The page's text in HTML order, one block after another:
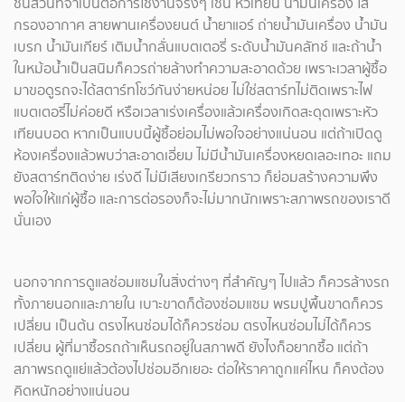
กรองอากาศ สายพานเครื่องยนต์ น้ำยาแอร์ ถ่ายน้ำมันเครื่อง น้ำมัน
เบรก น้ำมันเกียร์ เติมน้ำกลั่นแบตเตอรี่ ระดับน้ำมันคลัทช์ และถ้าน้ำ
ในหม้อน้ำเป็นสนิมก็ควรถ่ายล้างทำความสะอาดด้วย เพราะเวลาผู้ซื้อ
มาขอดูรถจะได้สตาร์ทโชว์กันง่ายหน่อย ไม่ใช่สตาร์ทไม่ติดเพราะไฟ
แบตเตอรี่ไม่ค่อยดี หรือเวลาเร่งเครื่องแล้วเครื่องเกิดสะดุดเพราะหัว
เทียนบอด หากเป็นแบบนี้ผู้ซื้อย่อมไม่พอใจอย่างแน่นอน แต่ถ้าเปิดดู
ห้องเครื่องแล้วพบว่าสะอาดเอี่ยม ไม่มีน้ำมันเครื่องหยดเลอะเทอะ แถม
ยังสตาร์ทติดง่าย เร่งดี ไม่มีเสียงเกรียวกราว ก็ย่อมสร้างความพึง
พอใจให้แก่ผู้ซื้อ และการต่อรองก็จะไม่มากนักเพราะสภาพรถของเราดี
นั่นเอง
นอกจากการดูแลซ่อมแซมในสิ่งต่างๆ ที่สำคัญๆ ไปแล้ว ก็ควรล้างรถ
ทั้งภายนอกและภายใน เบาะขาดก็ต้องซ่อมแซม พรมปูพื้นขาดก็ควร
เปลี่ยน เป็นต้น ตรงไหนซ่อมได้ก็ควรซ่อม ตรงไหนซ่อมไม่ได้ก็ควร
เปลี่ยน ผู้ที่มาซื้อรถถ้าเห็นรถอยู่ในสภาพดี ยังไงก็อยากซื้อ แต่ถ้า
สภาพรถดูแย่แล้วต้องไปซ่อมอีกเยอะ ต่อให้ราคาถูกแค่ไหน ก็คงต้อง
คิดหนักอย่างแน่นอน